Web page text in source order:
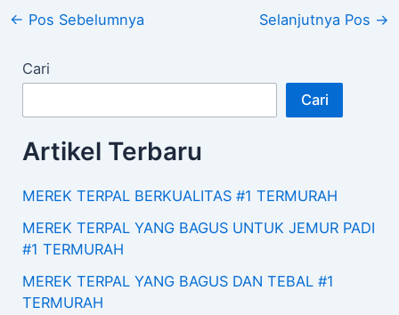
← Pos Sebelumnya Selanjutnya Pos →
Cari
Cari
Artikel Terbaru
MEREK TERPAL BERKUALITAS #1 TERMURAH
MEREK TERPAL YANG BAGUS UNTUK JEMUR PADI
#1 TERMURAH
MEREK TERPAL YANG BAGUS DAN TEBAL #1
TERMURAH